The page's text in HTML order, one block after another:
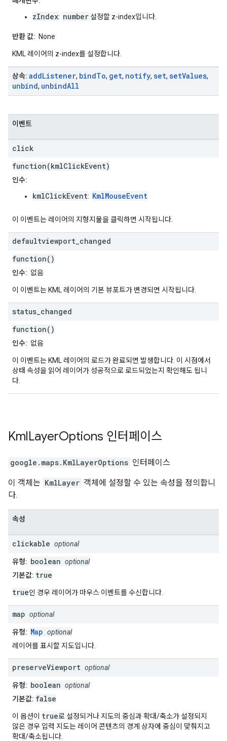
zIndex: number 설정할 z-index입니다.
반환 값: None
KML 레이어의 z-index를 설정합니다.
상속: addListener, bindTo, get, notify, set, setValues,
unbind, unbindAll
이벤트
click
function(kmlClickEvent)
인수:
kmlClickEvent: KmlMouseEvent
이 이벤트는 레이어의 지형지물을 클릭하면 시작됩니다.
defaultviewport changed
function()
인수: 없음
이 이벤트는 KML 레이어의 기본 뷰포트가 변경되면 시작됩니다.
status changed
function()
인수: 없음
이 이벤트는 KML 레이어의 로드가 완료되면 발생합니다. 이 시점에서
상태 속성을 읽어 레이어가 성공적으로 로드되었는지 확인해도 됩니
다.
KmlLayerOptions 인터페이스
google.maps. KmlLayerOptions 인터페이스
이 객체는 KmlLayer 객체에 설정할 수 있는 속성을 정의합니
다.
속성
clickable optional
유형: boolean optional
기본값: true
true인 경우 레이어가 마우스 이벤트를 수신합니다.
map optional
유형: Map optional
레이어를 표시할 지도입니다.
preserveViewport optional
유형: boolean optional
기본값: false
이 옵션이 true로 설정되거나 지도의 중심과 확대/축소가 설정되지
않은 경우 입력 지도는 레이어 콘텐츠의 경계 상자에 중심이 맞춰지고
확대/축소됩니다.